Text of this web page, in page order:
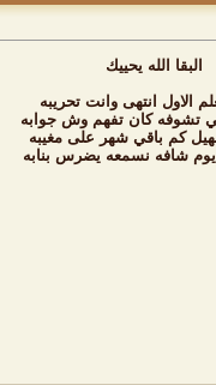
البقا الله يحييك
الاول انتهى وانت تحريبه
تشوفه كان تفهم وش جوابه
كم باقي شهر على مغيبه
شافه نسمعه يضرس بنابه